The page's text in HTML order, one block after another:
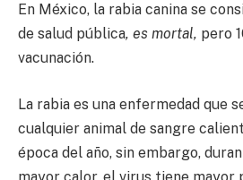
En México, la rabia canina se
de salud pública, es mortal, pero
vacunación.
La rabia es una enfermedad que
cualquier animal de sangre
época del año, sin embargo,